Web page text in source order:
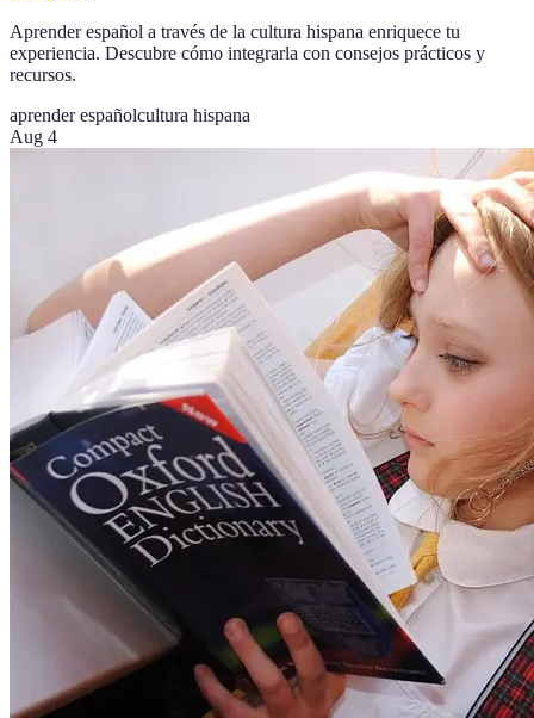
Aprender español a través de la cultura hispana enriquece tu
experiencia. Descubre cómo integrarla con consejos prácticos y
recursos.
aprender españolcultura hispana
Aug 4